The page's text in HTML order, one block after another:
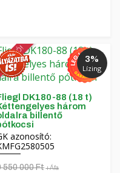
AKCIÓ! 3%
Lízing
DK180-88 (18 t)
három
billentő
azonosító:
550 000 Ft+Áfa